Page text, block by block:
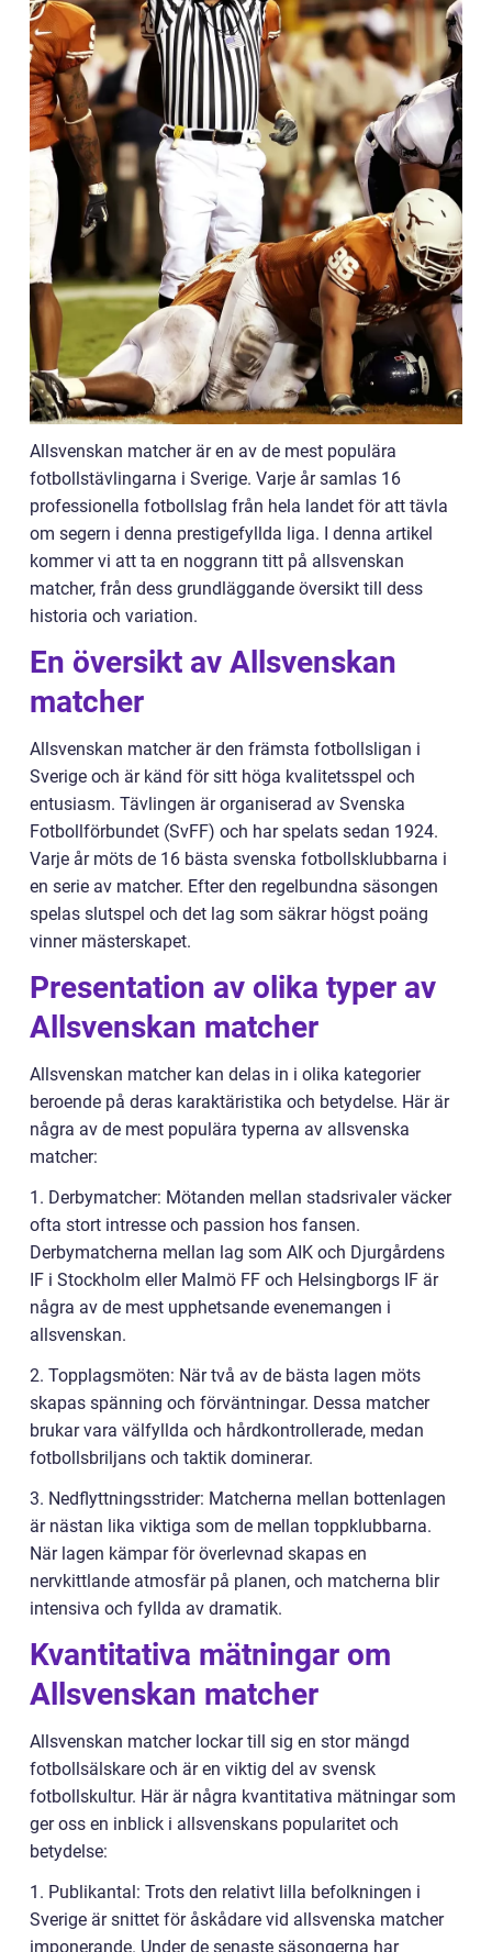
Allsvenskan matcher är en av de mest populära
fotbollstävlingarna i Sverige. Varje år samlas 16
professionella fotbollslag från hela landet för att tävla
om segern i denna prestigefyllda liga. I denna artikel
kommer vi att ta en noggrann titt på allsvenskan
matcher, från dess grundläggande översikt till dess
historia och variation.
En översikt av Allsvenskan
matcher
Allsvenskan matcher är den främsta fotbollsligan i
Sverige och är känd för sitt höga kvalitetsspel och
entusiasm. Tävlingen är organiserad av Svenska
Fotbollförbundet (SvFF) och har spelats sedan 1924.
Varje år möts de 16 bästa svenska fotbollsklubbarna i
en serie av matcher. Efter den regelbundna säsongen
spelas slutspel och det lag som säkrar högst poäng
vinner mästerskapet.
Presentation av olika typer av
Allsvenskan matcher
Allsvenskan matcher kan delas in i olika kategorier
beroende på deras karaktäristika och betydelse. Här är
några av de mest populära typerna av allsvenska
matcher:
1. Derbymatcher: Mötanden mellan stadsrivaler väcker
ofta stort intresse och passion hos fansen.
Derbymatcherna mellan lag som AIK och Djurgårdens
IF i Stockholm eller Malmö FF och Helsingborgs IF är
några av de mest upphetsande evenemangen i
allsvenskan.
2. Topplagsmöten: När två av de bästa lagen möts
skapas spänning och förväntningar. Dessa matcher
brukar vara välfyllda och hårdkontrollerade, medan
fotbollsbriljans och taktik dominerar.
3. Nedflyttningsstrider: Matcherna mellan bottenlagen
är nästan lika viktiga som de mellan toppklubbarna.
När lagen kämpar för överlevnad skapas en
nervkittlande atmosfär på planen, och matcherna blir
intensiva och fyllda av dramatik.
Kvantitativa mätningar om
Allsvenskan matcher
Allsvenskan matcher lockar till sig en stor mängd
fotbollsälskare och är en viktig del av svensk
fotbollskultur. Här är några kvantitativa mätningar som
ger oss en inblick i allsvenskans popularitet och
betydelse:
1. Publikantal: Trots den relativt lilla befolkningen i
Sverige är snittet för åskådare vid allsvenska matcher
imponerande. Under de senaste säsongerna har